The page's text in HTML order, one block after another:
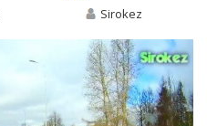
Sirokez